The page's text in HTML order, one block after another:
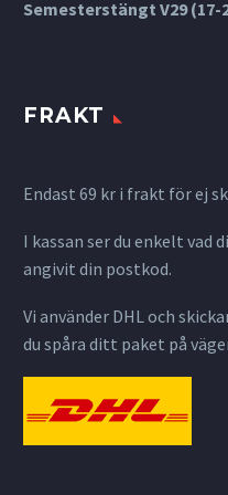
Semesterstängt V29 (17-
FRAKT
Endast 69 kr i frakt för ej
I kassan ser du enkelt vad
angivit din postkod.
Vi använder DHL och
du spåra ditt paket på